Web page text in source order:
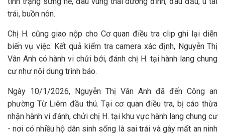
trái, buồn nôn.
Chị H. cũng giao nộp cho Cơ quan điều tra clip ghi lại diễn
biến vụ việc. Kết quả kiểm tra camera xác định, Nguyễn Thị
Vân Anh có hành vi chửi bới, đánh chị H. tại hành lang chung
cư như nội dung trình báo.
Ngày 10/1/2026, Nguyễn Thị Vân Anh đã đến Công an
phường Từ Liêm đầu thú. Tại cơ quan điều tra, bị cáo thừa
nhận hành vi đánh, chửi chị H. tại khu vực hành lang chung cư
- nơi có nhiều hộ dân sinh sống là sai trái và gây mất an ninh